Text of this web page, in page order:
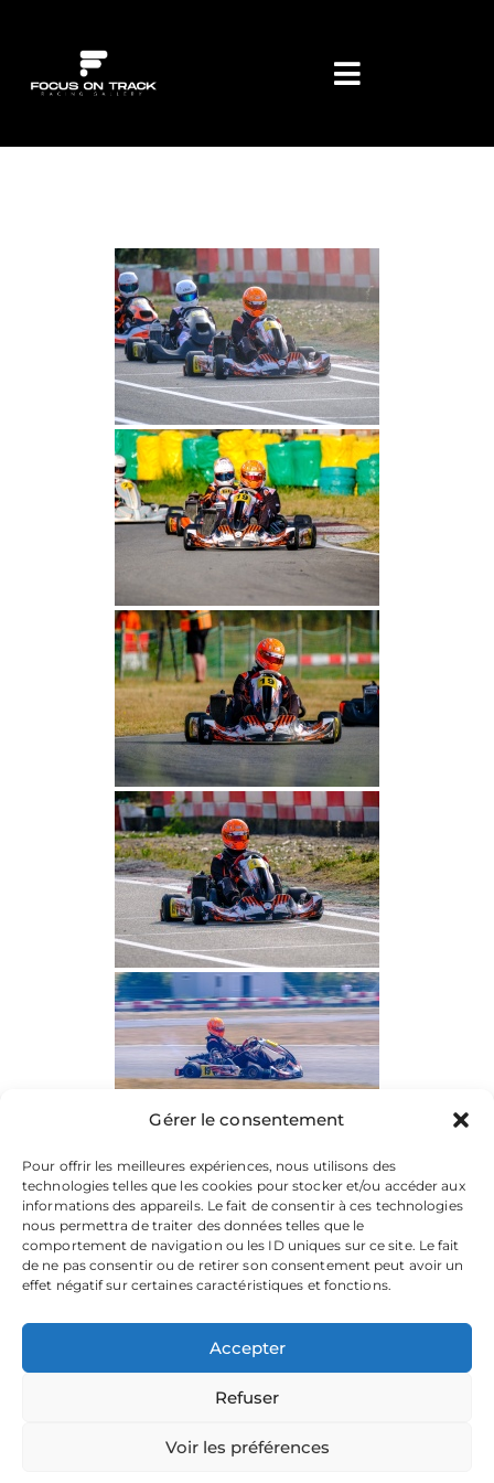
Gérer le consentement
Pour offrir les meilleures expériences, nous utilisons des
technologies telles que les cookies pour stocker et/ou accéder aux
informations des appareils. Le fait de consentir à ces technologies
nous permettra de traiter des données telles que le
comportement de navigation ou les ID uniques sur ce site. Le fait
de ne pas consentir ou de retirer son consentement peut avoir un
effet négatif sur certaines caractéristiques et fonctions.
Accepter
Refuser
Voir les préférences
votre passion.